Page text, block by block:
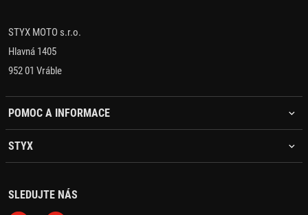
STYX MOTO s.r.o.
Hlavná 1405
952 01 Vráble
POMOC A INFORMACE
STYX
SLEDUJTE NÁS